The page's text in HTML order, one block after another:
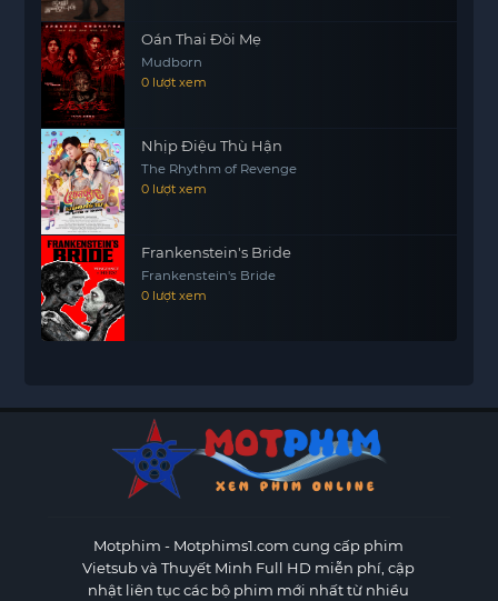
Oán Thai Đòi Mẹ
Mudborn
0 lượt xem
Nhịp Điệu Thù Hận
The Rhythm of Revenge
0 lượt xem
Frankenstein's Bride
Frankenstein's Bride
0 lượt xem
Motphim - Motphims1.com cung cấp phim
Vietsub và Thuyết Minh Full HD miễn phí, cập
nhật liên tục các bộ phim mới nhất từ nhiều